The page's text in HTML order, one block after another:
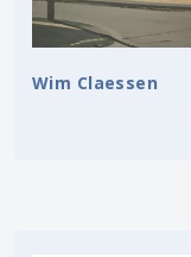
Wim Claessen